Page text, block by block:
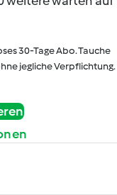
30-Tage Abo. Tauche
jegliche Verpflichtung.